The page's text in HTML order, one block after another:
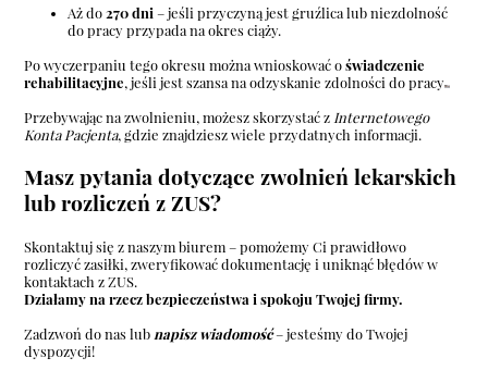
Aż do270 dni – jeśli przyczyną jest gruźlica lub niezdolność
do pracy przypada na okres ciąży.
Po wyczerpaniu tego okresu można wnioskować oświadczenie
rehabilitacyjne, jeśli jest szansa na odzyskanie zdolności do pracy
Przebywając na zwolnieniu, możesz skorzystać z Internetowego
Konta Pacjenta, gdzie znajdziesz wiele przydatnych informacji.
Masz pytania dotyczące zwolnień lekarskich
lub rozliczeń z ZUS?
Skontaktuj się z naszym biurem – pomożemy Ci prawidłowo
rozliczyć zasiłki, zweryfikować dokumentację i uniknąć błędów w
kontaktach z ZUS.
Działamy na rzecz bezpieczeństwa i spokoju Twojej firmy.
Zadzwoń do nas lubnapisz wiadomość– jesteśmy do Twojej
dyspozycji!